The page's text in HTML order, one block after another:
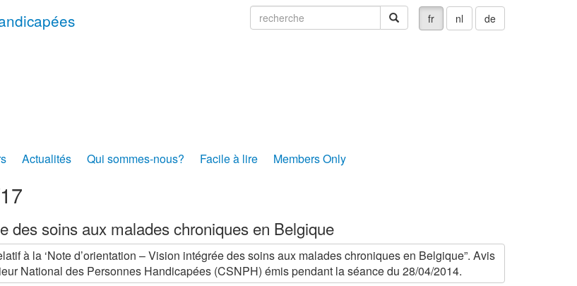
fr nl de
recherche recherche
Actualités Qui sommes-nous? Facile à lire Members Only
des soins aux malades chroniques en Belgique
à la ‘Note d’orientation – Vision intégrée des soins aux malades chroniques en Belgique”. Avis
National des Personnes Handicapées (CSNPH) émis pendant la séance du 28/04/2014.